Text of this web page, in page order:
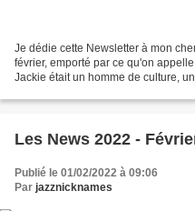
Je dédie cette Newsletter à mon
février, emporté par ce qu'on
Jackie était un homme de culture,
Les News 2022 -
Publié le 01/02/2022 à 09:06
Par jazznicknames